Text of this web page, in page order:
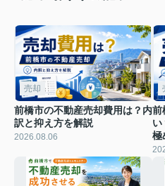
売却
前橋市の不動産売却費用は？内
訳と抑え方を解説
2026.08.06
前
い
極